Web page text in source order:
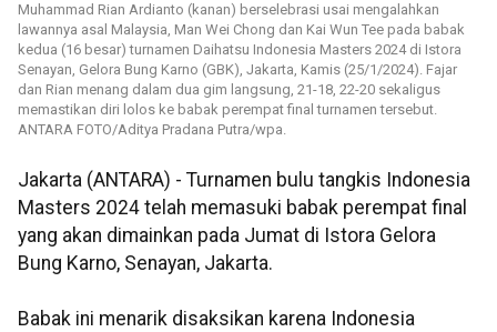
Muhammad Rian Ardianto (kanan) berselebrasi usai mengalahkan
lawannya asal Malaysia, Man Wei Chong dan Kai Wun Tee pada babak
kedua (16 besar) turnamen Daihatsu Indonesia Masters 2024 di Istora
Senayan, Gelora Bung Karno (GBK), Jakarta, Kamis (25/1/2024). Fajar
dan Rian menang dalam dua gim langsung, 21-18, 22-20 sekaligus
memastikan diri lolos ke babak perempat final turnamen tersebut.
ANTARA FOTO/Aditya Pradana Putra/wpa.
Jakarta (ANTARA) - Turnamen bulu tangkis Indonesia
Masters 2024 telah memasuki babak perempat final
yang akan dimainkan pada Jumat di Istora Gelora
Bung Karno, Senayan, Jakarta.
Babak ini menarik disaksikan karena Indonesia